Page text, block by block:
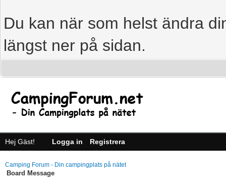
Du kan när som helst ändra
längst ner på sidan.
Hej Gäst! Logga in Registrera
Camping Forum - Din campingplats på nätet
Board Message